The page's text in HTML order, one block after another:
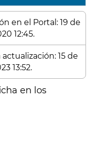
en el Portal: 19 de
12:45.
15 de
13:52.
en los